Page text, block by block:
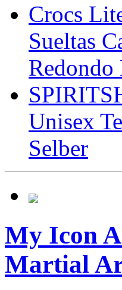
Crocs
Sueltas
Redondo
Unisex
Selber
My Icon
Martial